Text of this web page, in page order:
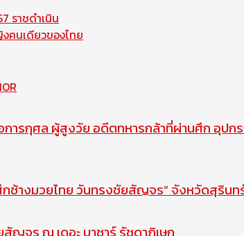
ราชดำเนิน
คนเดียวของไทย
รกุศล ผู้สูงวัย อดีตทหารกล้าที่ผ่านศึก อุปก
ช้างมวยไทย วันทรงชัยสัญจร” จังหวัดสุรินท
ญจร ณ เดอะ บาซาร์ รัชดาภิเษก